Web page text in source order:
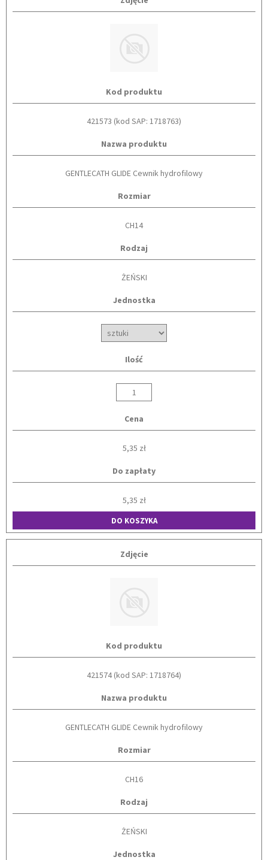
Kod produktu
421573 (kod SAP: 1718763)
Nazwa produktu
GENTLECATH GLIDE Cewnik hydrofilowy
Rozmiar
CH14
Rodzaj
ŻEŃSKI
Jednostka
Ilość
Cena
5,35 zł
Do zapłaty
5,35 zł
DO KOSZYKA
Zdjęcie
Kod produktu
421574 (kod SAP: 1718764)
Nazwa produktu
GENTLECATH GLIDE Cewnik hydrofilowy
Rozmiar
CH16
Rodzaj
ŻEŃSKI
Jednostka